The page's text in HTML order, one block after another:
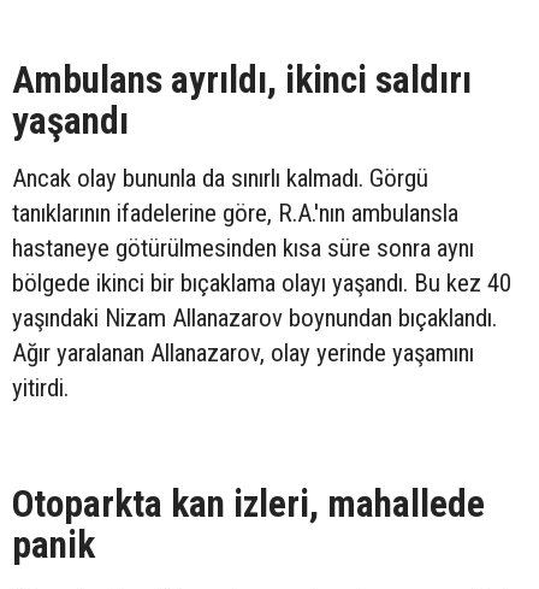
Ambulans ayrıldı, ikinci saldırı
yaşandı
Ancak olay bununla da sınırlı kalmadı. Görgü
tanıklarının ifadelerine göre, R.A.'nın ambulansla
hastaneye götürülmesinden kısa süre sonra aynı
bölgede ikinci bir bıçaklama olayı yaşandı. Bu kez 40
yaşındaki Nizam Allanazarov boynundan bıçaklandı.
Ağır yaralanan Allanazarov, olay yerinde yaşamını
yitirdi.
Otoparkta kan izleri, mahallede
panik